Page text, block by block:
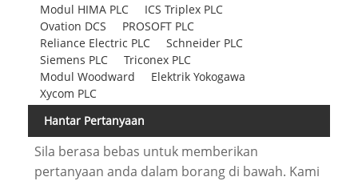
Modul HIMA PLC
ICS Triplex PLC
Ovation DCS
PROSOFT PLC
Reliance Electric PLC
Schneider PLC
Siemens PLC
Triconex PLC
Modul Woodward
Elektrik Yokogawa
Xycom PLC
Hantar Pertanyaan
Sila berasa bebas untuk memberikan
pertanyaan anda dalam borang di bawah. Kami